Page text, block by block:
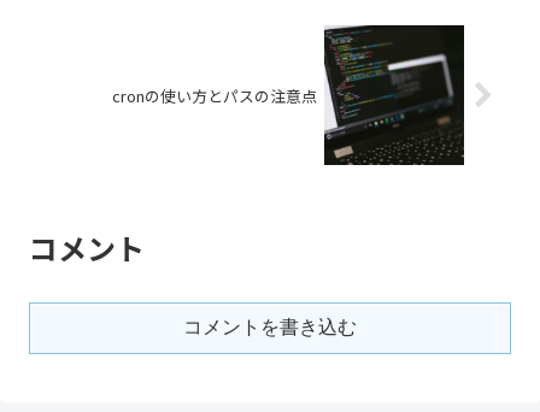
cronの使い方とパスの注意点
コメント
コメントを書き込む